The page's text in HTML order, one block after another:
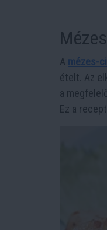
A mézes-
ételt. Az
a
Ez a